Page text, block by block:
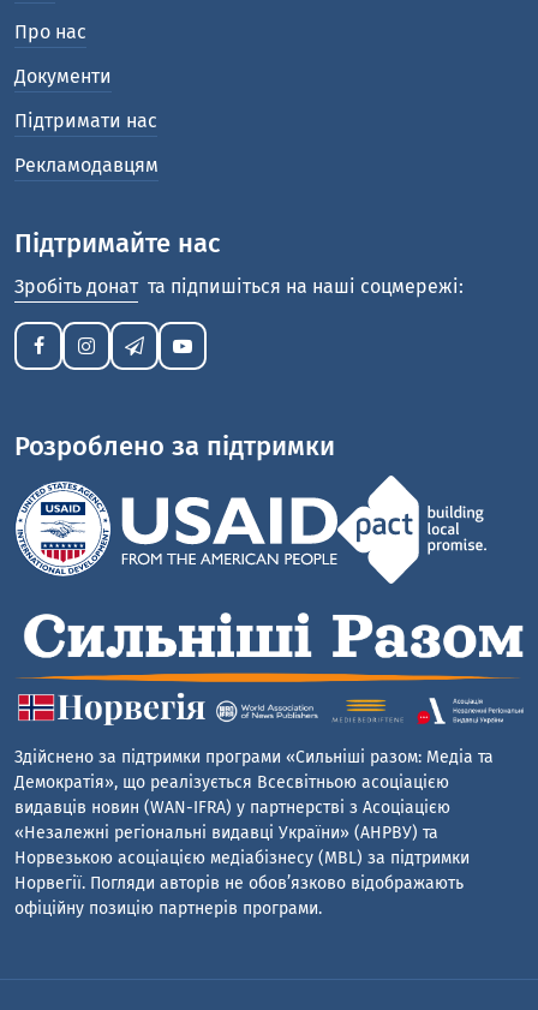
Про нас
Документи
Підтримати нас
Рекламодавцям
Підтримайте нас
Зробіть донат та підпишіться на наші соцмережі:
Розроблено за підтримки
Здійснено за підтримки програми «Сильніші разом: Медіа та
Демократія», що реалізується Всесвітньою асоціацією
видавців новин (WAN-IFRA) у партнерстві з Асоціацією
«Незалежні регіональні видавці України» (АНРВУ) та
Норвезькою асоціацією медіабізнесу (MBL) за підтримки
Норвегії. Погляди авторів не обов’язково відображають
офіційну позицію партнерів програми.